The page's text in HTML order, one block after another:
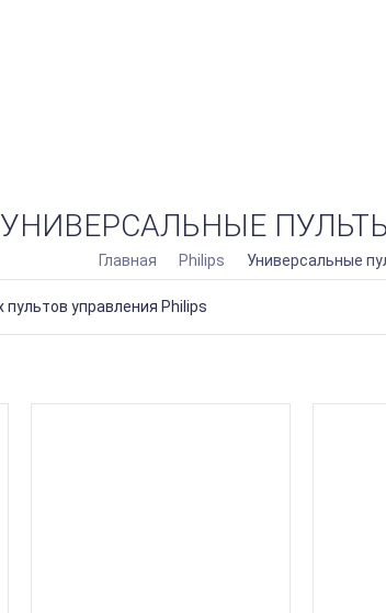
Емкость -
УНИВЕРСАЛЬНЫЕ
Главная Philips Универсальные
управления Philips